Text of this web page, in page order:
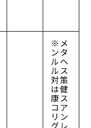
※メ
ンタ
ルヘ
ルス
対策
は健
康ス
コア
リン
グレ